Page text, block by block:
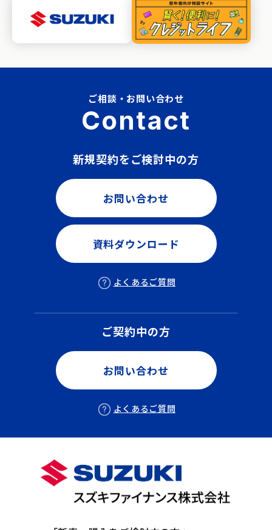
Contact
ご相談・お問い合わせ
新規契約をご検討中の方
お問い合わせ
資料ダウンロード
よくあるご質問
ご契約中の方
お問い合わせ
よくあるご質問